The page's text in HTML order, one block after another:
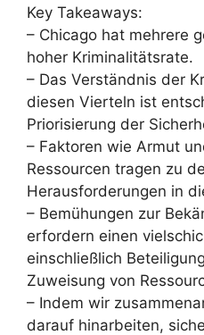
Key Takeaways:
– Chicago hat mehrere
hoher Kriminalitätsrate.
– Das Verständnis der
diesen Vierteln ist
Priorisierung der
– Faktoren wie Armut
Ressourcen tragen zu
Herausforderungen in
– Bemühungen zur
erfordern einen
einschließlich
Zuweisung von
– Indem wir
darauf hinarbeiten,